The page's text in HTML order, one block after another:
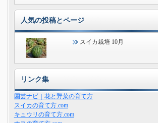
人気の投稿とページ
スイカ栽培 10月
リンク集
園芸ナビ｜花と野菜の育て方
スイカの育て方.com
キュウリの育て方.com